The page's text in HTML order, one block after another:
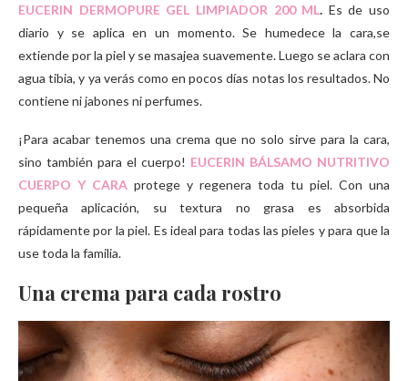
EUCERIN DERMOPURE GEL LIMPIADOR 200 ML. Es de uso
diario y se aplica en un momento. Se humedece la cara,se
extiende por la piel y se masajea suavemente. Luego se aclara con
agua tibia, y ya verás como en pocos días notas los resultados. No
contiene ni jabones ni perfumes.
¡Para acabar tenemos una crema que no solo sirve para la cara,
sino también para el cuerpo! EUCERIN BÁLSAMO NUTRITIVO
CUERPO Y CARA protege y regenera toda tu piel. Con una
pequeña aplicación, su textura no grasa es absorbida
rápidamente por la piel. Es ideal para todas las pieles y para que la
use toda la familia.
Una crema para cada rostro